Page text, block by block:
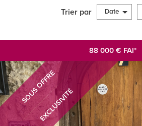
RECHERCHER
Trier par Date
SOUS OFFREEXCLUSIVITÉ
88 000 € FAI*